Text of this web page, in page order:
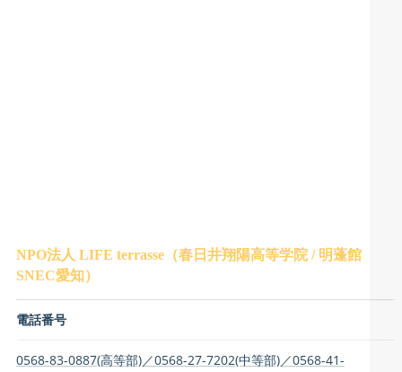
NPO法人 LIFE terrasse（春日井翔陽高等学院 / 明蓬館
SNEC愛知）
電話番号
0568-83-0887(高等部)／0568-27-7202(中等部)／0568-41-